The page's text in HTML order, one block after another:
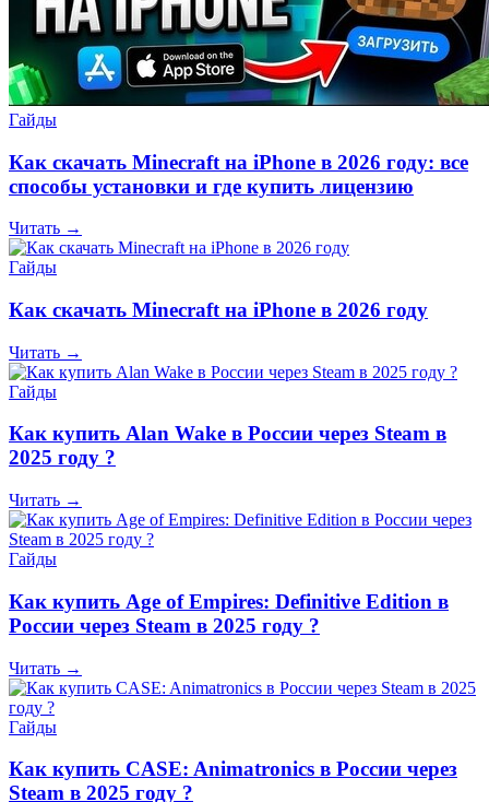
Гайды
Как скачать Minecraft на iPhone в 2026 году: все
способы установки и где купить лицензию
Читать →
Гайды
Как скачать Minecraft на iPhone в 2026 году
Читать →
Гайды
Как купить Alan Wake в России через Steam в
2025 году ?
Читать →
Гайды
Как купить Age of Empires: Definitive Edition в
России через Steam в 2025 году ?
Читать →
Гайды
Как купить CASE: Animatronics в России через
Steam в 2025 году ?